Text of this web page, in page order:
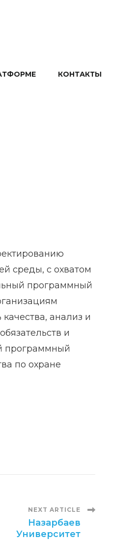
КОНТАКТЫ
среды, с охватом
программный
анализ и
и
программный
по охране
NEXT ARTICLE
Назарбаев
Университет